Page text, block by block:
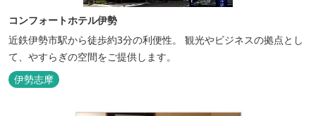
コンフォートホテル伊勢
近鉄伊勢市駅から徒歩約3分の利便性。 観光やビジネスの拠点とし
て、やすらぎの空間をご提供します。
伊勢志摩